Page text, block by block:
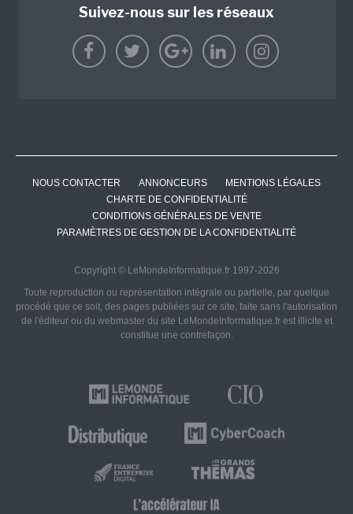
Suivez-nous sur les réseaux
NOUS CONTACTER ANNONCEURS
MENTIONS LÉGALES
CHARTE DE CONFIDENTIALITÉ
CONDITIONS GÉNÉRALES DE VENTE
PARAMÈTRES DE GESTION DE LA CONFIDENTIALITÉ
Copyright © LeMondeInformatique.fr 1997-2026
Toute reproduction ou représentation intégrale ou partielle, par quelque
procédé que ce soit, des pages publiées sur ce site, faite sans l'autorisation
de l'éditeur ou du webmaster du site LeMondeInformatique.fr est illicite et
constitue une contrefaçon.